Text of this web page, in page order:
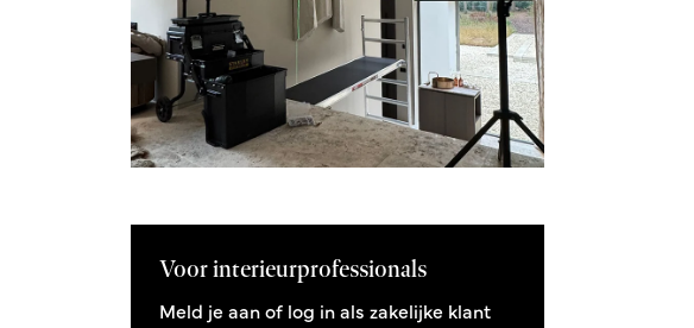
Voor interieurprofessionals
Meld je aan of log in als zakelijke klant